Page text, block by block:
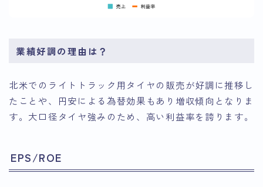
業績好調の理由は？
北米でのライトトラック用タイヤの販売が好調に推移し
たことや、円安による為替効果もあり増収傾向となりま
す。大口径タイヤ強みのため、高い利益率を誇ります。
EPS/ROE